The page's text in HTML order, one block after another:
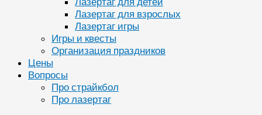
Лазертаг для взрослых
Лазертаг игры
Игры и квесты
Организация праздников
Цены
Вопросы
Про страйкбол
Про лазертаг